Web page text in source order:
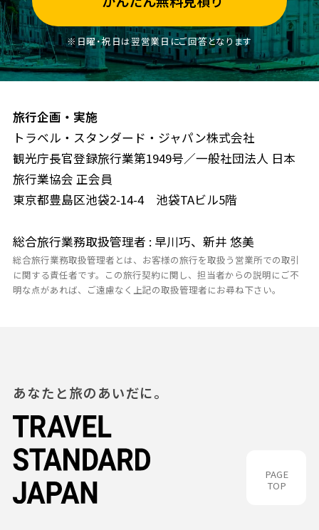
※日曜・祝日は翌営業日にご回答となります
旅行企画・実施
トラベル・スタンダード・ジャパン株式会社
観光庁長官登録旅行業第1949号／一般社団法人 日本
旅行業協会 正会員
東京都豊島区池袋2-14-4 池袋TAビル5階
総合旅行業務取扱管理者 : 早川巧、新井 悠美
総合旅行業務取扱管理者とは、お客様の旅行を取扱う営業所での取引
に関する責任者です。この旅行契約に関し、担当者からの説明にご不
明な点があれば、ご遠慮なく上記の取扱管理者にお尋ね下さい。
PAGE
TOP
あなたと旅のあいだに。